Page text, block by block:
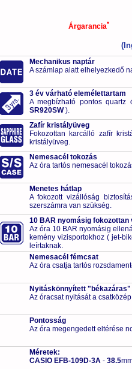
Árgarancia*
Mechanikus naptár
A számlap alatt elhelyezkedő
3 év várható elemélettartam
A megbízható pontos quartz
SR920SW).
Zafír kristályüveg
Fokozottan karcálló zafír
kristályüveg.
Nemesacél tokozás
Az óra tartós nemesacél
Menetes hátlap
A fokozott vizállóság
szerszámra van szükség.
10 BAR nyomásig fokozottan
Az óra 10 BAR nyomásig
kemény vizisportokhoz ( jet-
leírtaknak.
Nemesacél fémcsat
Az óra csatja tartós
Nyitáskönnyített
Az óracsat nyitását a
Pontosság
Az óra megengedett eltérése
Méretek:
CASIO EFB-109D-3A- 38.5